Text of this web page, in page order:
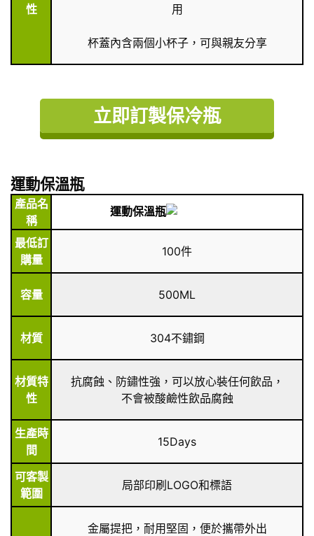
性
用
杯蓋內含兩個小杯子，可與親友分享
立即訂製保冷瓶
運動保溫瓶
產品名
稱
運動保溫瓶
最低訂
購量
100件
容量 500ML
材質 304不鏽鋼
材質特
性
抗腐蝕、防鏽性強，可以放心裝任何飲品，
不會被酸鹼性飲品腐蝕
生產時
間
15Days
可客製
範圍
局部印刷LOGO和標語
金屬提把，耐用堅固，便於攜帶外出